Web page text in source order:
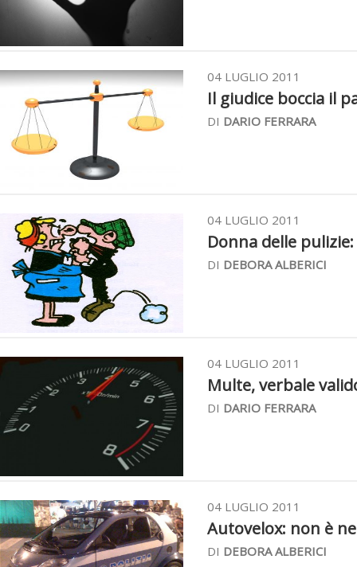
04 LUGLIO 2011
Il giudice boccia il
DI DARIO FERRARA
04 LUGLIO 2011
Donna delle
DI DEBORA ALBERICI
04 LUGLIO 2011
Multe, verbale
DI DARIO FERRARA
04 LUGLIO 2011
Autovelox: non è
DI DEBORA ALBERICI